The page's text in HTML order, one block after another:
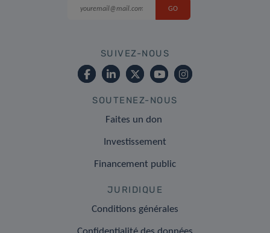
SUIVEZ-NOUS
SOUTENEZ-NOUS
Faites un don
Investissement
Financement public
JURIDIQUE
Conditions générales